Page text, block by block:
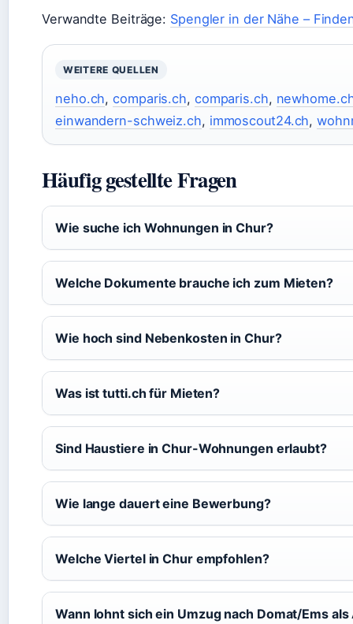
Verwandte Beiträge: Spengler in der Nähe –
WEITERE QUELLEN
neho.ch,comparis.ch, comparis.ch,
einwandern-schweiz.ch, immoscout24.ch,
Häufig gestellte Fragen
Wie suche ich Wohnungen in Chur?
Welche Dokumente brauche ich zum Mieten?
Wie hoch sind Nebenkosten in Chur?
Was ist tutti.ch für Mieten?
Sind Haustiere in Chur-Wohnungen erlaubt?
Wie lange dauert eine Bewerbung?
Welche Viertel in Chur empfohlen?
Wann lohnt sich ein Umzug nach Domat/Ems